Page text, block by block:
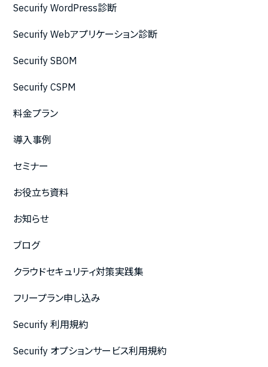
Securify WordPress診断
Securify Webアプリケーション診断
Securify SBOM
Securify CSPM
料金プラン
導入事例
セミナー
お役立ち資料
お知らせ
ブログ
クラウドセキュリティ対策実践集
フリープラン申し込み
Securify 利用規約
Securify オプションサービス利用規約